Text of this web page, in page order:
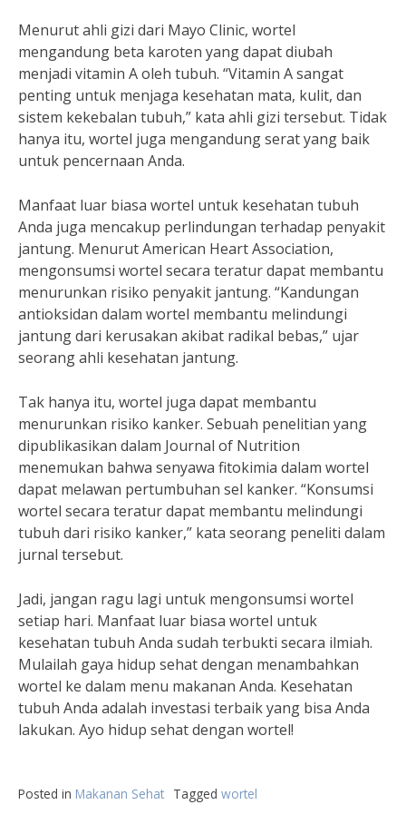
Menurut ahli gizi dari Mayo Clinic, wortel
mengandung beta karoten yang dapat diubah
menjadi vitamin A oleh tubuh. “Vitamin A sangat
penting untuk menjaga kesehatan mata, kulit, dan
sistem kekebalan tubuh,” kata ahli gizi tersebut. Tidak
hanya itu, wortel juga mengandung serat yang baik
untuk pencernaan Anda.
Manfaat luar biasa wortel untuk kesehatan tubuh
Anda juga mencakup perlindungan terhadap penyakit
jantung. Menurut American Heart Association,
mengonsumsi wortel secara teratur dapat membantu
menurunkan risiko penyakit jantung. “Kandungan
antioksidan dalam wortel membantu melindungi
jantung dari kerusakan akibat radikal bebas,” ujar
seorang ahli kesehatan jantung.
Tak hanya itu, wortel juga dapat membantu
menurunkan risiko kanker. Sebuah penelitian yang
dipublikasikan dalam Journal of Nutrition
menemukan bahwa senyawa fitokimia dalam wortel
dapat melawan pertumbuhan sel kanker. “Konsumsi
wortel secara teratur dapat membantu melindungi
tubuh dari risiko kanker,” kata seorang peneliti dalam
jurnal tersebut.
Jadi, jangan ragu lagi untuk mengonsumsi wortel
setiap hari. Manfaat luar biasa wortel untuk
kesehatan tubuh Anda sudah terbukti secara ilmiah.
Mulailah gaya hidup sehat dengan menambahkan
wortel ke dalam menu makanan Anda. Kesehatan
tubuh Anda adalah investasi terbaik yang bisa Anda
lakukan. Ayo hidup sehat dengan wortel!
Posted in Makanan Sehat Tagged wortel